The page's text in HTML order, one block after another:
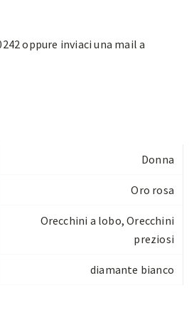
oppure inviaci una mail a
Donna
Oro rosa
Orecchini a lobo,Orecchini
preziosi
diamante bianco